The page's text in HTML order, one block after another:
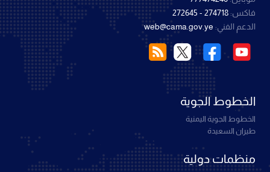
فاكس: 274718 - 272645
الدعم الفني: web@cama.gov.ye
الخطوط الجوية
الخطوط الجوية اليمنية
طيران السعيدة
منظمات دولية